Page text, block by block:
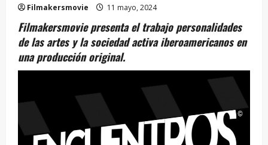
Filmakersmovie 11 mayo, 2024
Filmakersmovie presenta el trabajo personalidades
de las artes y la sociedad activa iberoamericanos en
una producción original.